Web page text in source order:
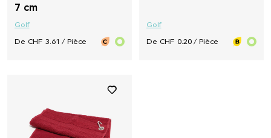
7 cm
Golf
De CHF 3.61 / Pièce
Golf
De CHF 0.20 / Pièce